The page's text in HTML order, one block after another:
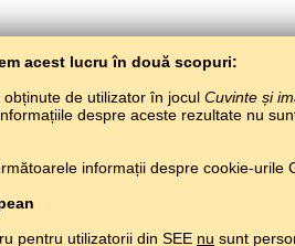
acest lucru în două scopuri:
de utilizator în jocul Cuvinte și
despre aceste rezultate nu
informații despre cookie-urile
pentru utilizatorii din SEE nu sunt
Învață limba erziană gratuit. Joacă și